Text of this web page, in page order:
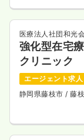
医療法人社団和光
強化型在宅療養支援
クリニック
エージェント求人
静岡県藤枝市/ 藤